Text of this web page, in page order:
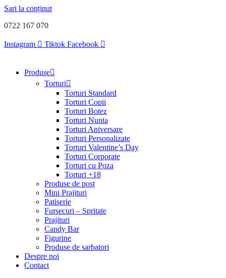
Sari la conținut
0722 167 070
Instagram Tiktok Facebook
Produse
Torturi
Torturi Standard
Torturi Copii
Torturi Botez
Torturi Nunta
Torturi Aniversare
Torturi Personalizate
Torturi Valentine’s Day
Torturi Corporate
Torturi cu Poza
Torturi +18
Produse de post
Mini Prajituri
Patiserie
Fursecuri – Spritate
Prajituri
Candy Bar
Figurine
Produse de sarbatori
Despre noi
Contact